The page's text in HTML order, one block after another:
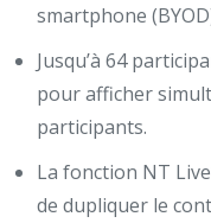
smartphone
Jusqu’à 64
pour afficher
participants.
La fonction NT
de dupliquer le